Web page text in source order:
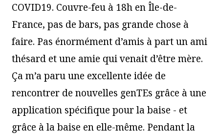
COVID19. Couvre-feu à 18h en Île-de-
France, pas de bars, pas grande chose à
faire. Pas énormément d’amis à part un ami
thésard et une amie qui venait d’être mère.
Ça m’a paru une excellente idée de
rencontrer de nouvelles genTEs grâce à une
application spécifique pour la baise - et
grâce à la baise en elle-même. Pendant la